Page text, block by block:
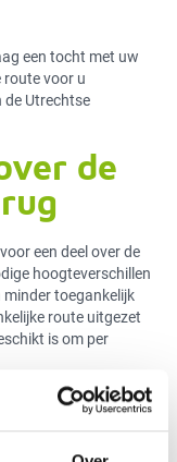
een tocht met uw
route voor u
de Utrechtse
de
een deel over de
hoogteverschillen
toegankelijk
route uitgezet
is om per
korten tot diverse
met een speciaal